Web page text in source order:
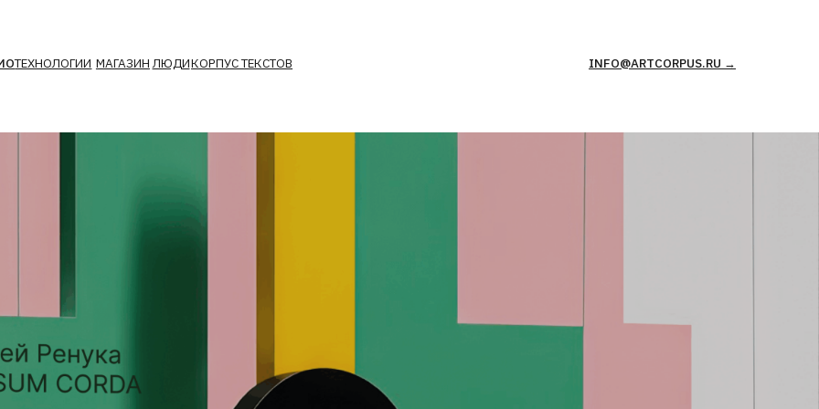
INFO@ARTCORPUS.RU →
МАГАЗИН ЛЮДИ КОРПУС ТЕКСТОВ